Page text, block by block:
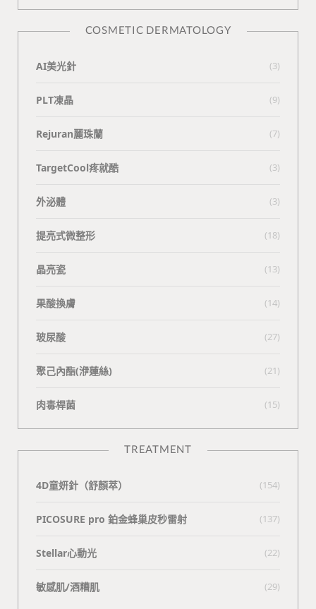
COSMETIC DERMATOLOGY
AI美光針 (3)
PLT凍晶 (9)
Rejuran麗珠蘭 (7)
TargetCool疼就酷 (3)
外泌體 (3)
提亮式微整形 (18)
晶亮瓷 (13)
果酸換膚 (14)
玻尿酸 (27)
聚己內酯(洢蓮絲) (21)
肉毒桿菌 (15)
TREATMENT
4D童妍針（舒顏萃） (154)
PICOSURE pro 鉑金蜂巢皮秒雷射 (137)
Stellar心動光 (22)
敏感肌/酒糟肌 (29)